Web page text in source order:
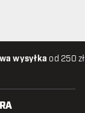
wysyłka od 250